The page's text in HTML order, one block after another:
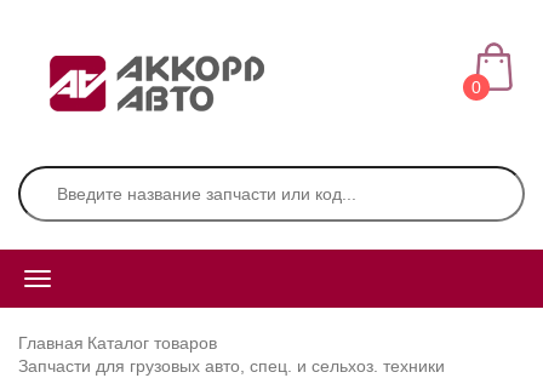
0
Главная Каталог товаров
Запчасти для грузовых авто, спец. и сельхоз. техники